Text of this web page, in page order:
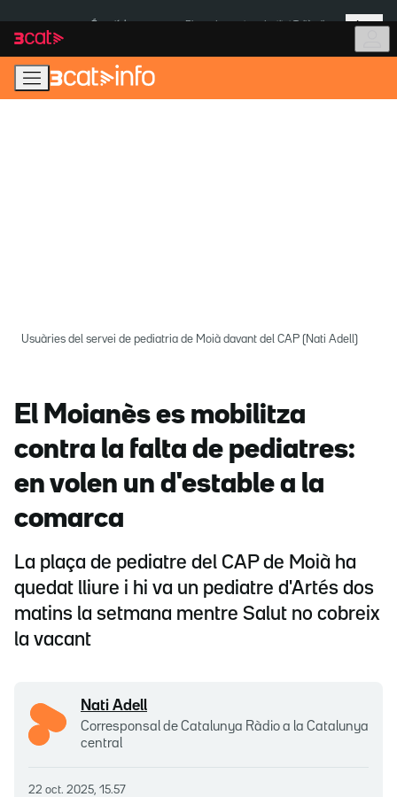
navegació
principal
contingut
Més
Usuàries del servei de pediatria de Moià davant del CAP (Nati Adell)
El Moianès es mobilitza
contra la falta de pediatres:
en volen un d'estable a la
comarca
La plaça de pediatre del CAP de Moià ha
quedat lliure i hi va un pediatre d'Artés dos
matins la setmana mentre Salut no cobreix
la vacant
Nati Adell
Corresponsal de Catalunya Ràdio a la Catalunya
central
22 oct. 2025, 15.57